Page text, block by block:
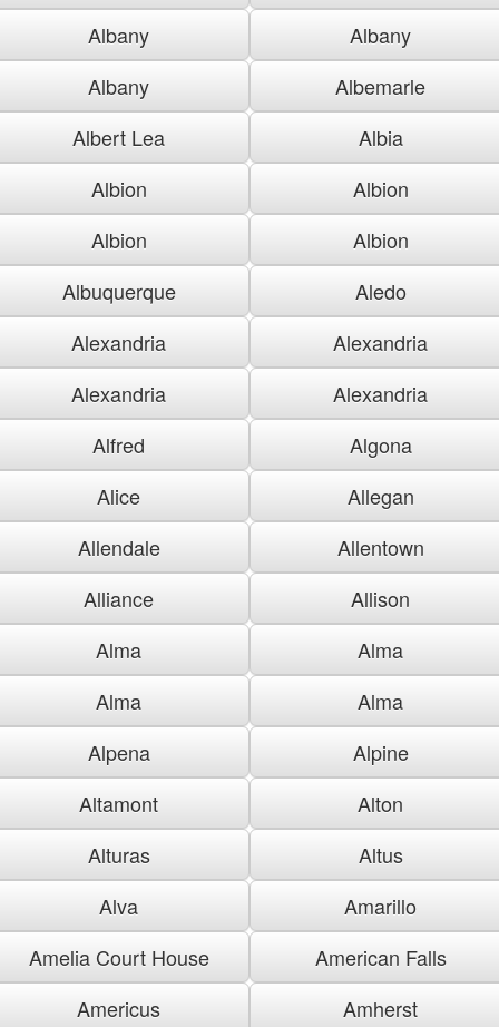
Albany
Albany
Albany
Albemarle
Albert Lea
Albia
Albion
Albion
Albion
Albion
Albuquerque
Aledo
Alexandria
Alexandria
Alexandria
Alexandria
Alfred
Algona
Alice
Allegan
Allendale
Allentown
Alliance
Allison
Alma
Alma
Alma
Alma
Alpena
Alpine
Altamont
Alton
Alturas
Altus
Alva
Amarillo
Amelia Court House
American Falls
Americus
Amherst